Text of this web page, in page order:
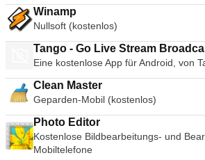
Winamp
Nullsoft (kostenlos)
Tango - Go
Eine kostenlose App für Android, von
Clean Master
Geparden-Mobil (kostenlos)
Photo Editor
Kostenlose Bildbearbeitungs- und
Mobiltelefone